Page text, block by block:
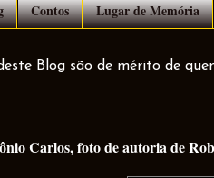
Contos Lugar de Memória
Blog são de mérito de
Carlos, foto de autoria de